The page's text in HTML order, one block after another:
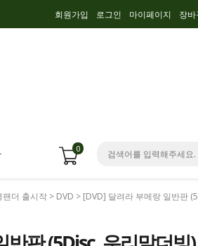
회원가입 로그인 마이페이지 장
0
팬더 출시작 > DVD > [DVD] 달려라 부메랑 일반판